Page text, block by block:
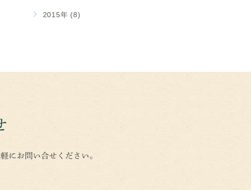
2015年 (8)
にお問い合せください。